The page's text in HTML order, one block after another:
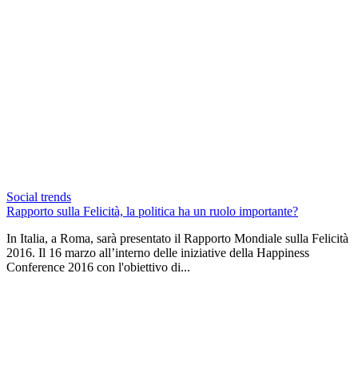
Social trends
Rapporto sulla Felicità, la politica ha un ruolo importante?
In Italia, a Roma, sarà presentato il Rapporto Mondiale sulla Felicità
2016. Il 16 marzo all’interno delle iniziative della Happiness
Conference 2016 con l'obiettivo di...